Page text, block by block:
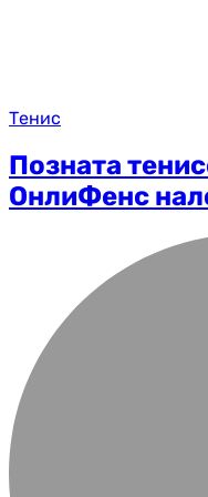
Тенис
Позната
ОнлиФенс